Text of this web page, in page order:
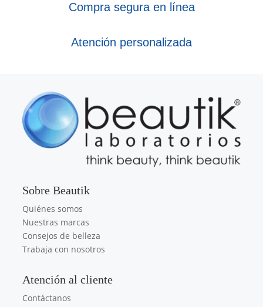
Compra segura en línea
Atención personalizada
Sobre Beautik
Quiénes somos
Nuestras marcas
Consejos de belleza
Trabaja con nosotros
Atención al cliente
Contáctanos